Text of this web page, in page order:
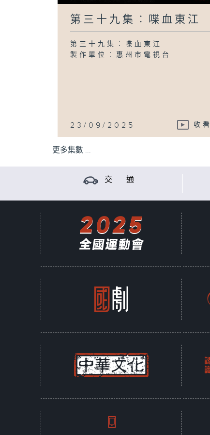
第三十九集︰喋血東江
第三十九集︰喋血東江
製作單位︰惠州市電視台
23/09/2025 收看
更多集數 ...
交 通